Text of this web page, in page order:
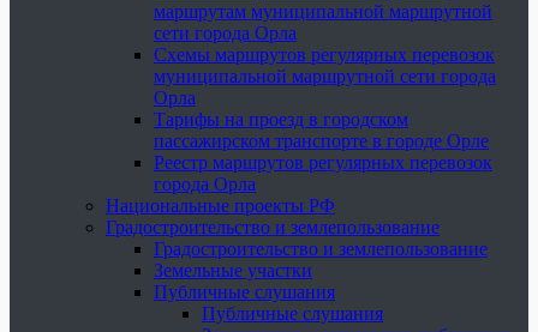
маршрутам муниципальной маршрутной
сети города Орла
Схемы маршрутов регулярных перевозок
муниципальной маршрутной сети города
Орла
Тарифы на проезд в городском
пассажирском транспорте в городе Орле
Реестр маршрутов регулярных перевозок
города Орла
Национальные проекты РФ
Градостроительство и землепользование
Градостроительство и землепользование
Земельные участки
Публичные слушания
Публичные слушания